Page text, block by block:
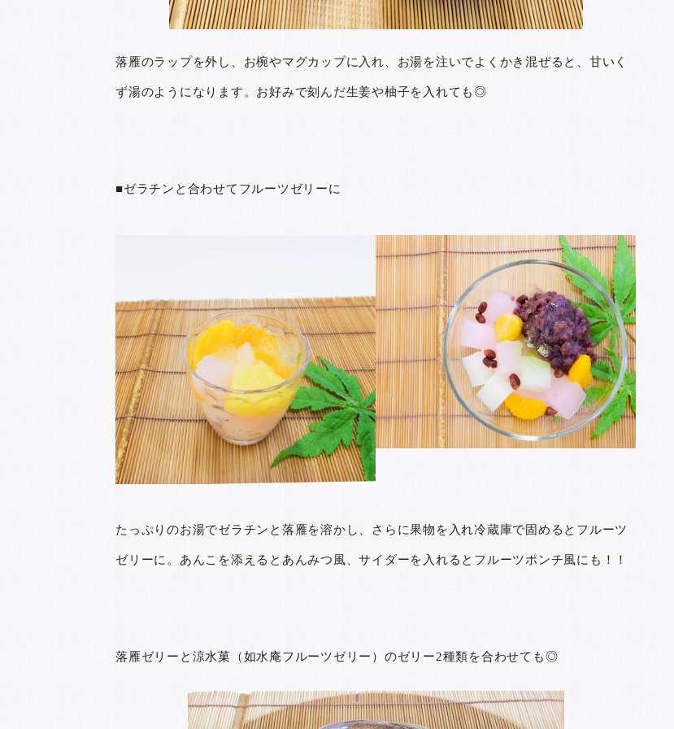
落雁のラップを外し、お椀やマグカップに入れ、お湯を注いでよくかき混ぜると、甘いく
ず湯のようになります。お好みで刻んだ生姜や柚子を入れても◎
■ゼラチンと合わせてフルーツゼリーに
たっぷりのお湯でゼラチンと落雁を溶かし、さらに果物を入れ冷蔵庫で固めるとフルーツ
ゼリーに。あんこを添えるとあんみつ風、サイダーを入れるとフルーツポンチ風にも！！
落雁ゼリーと涼水菓（如水庵フルーツゼリー）のゼリー2種類を合わせても◎